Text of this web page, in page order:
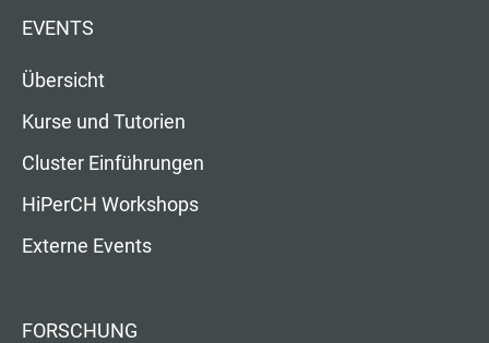
EVENTS
Übersicht
Kurse und Tutorien
Cluster Einführungen
HiPerCH Workshops
Externe Events
FORSCHUNG